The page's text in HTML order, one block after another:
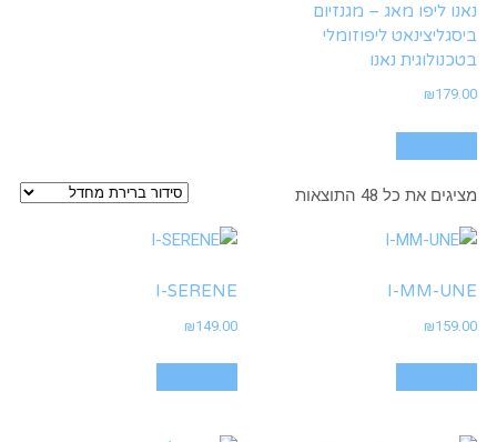
נאנו ליפו מאג – מגנזיום
ביסגליצינאט ליפוזומלי
בטכנולוגית נאנו
₪179.00
מציגים את כל ⁦48⁩ התוצאות
I-MM-UNE
₪159.00
I-SERENE
₪149.00